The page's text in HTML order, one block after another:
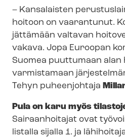
– Kansalaisten
hoitoon on vaarantunut.
jättämään valtavan
vakava. Jopa Euroopan
Suomea puuttumaan alan
varmistamaan
Tehyn puheenjohtaja
Pula on karu myös
Sairaanhoitajat ovat
listalla sijalla 1. ja